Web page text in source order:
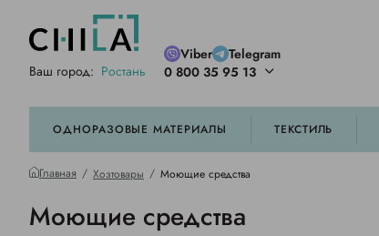
Ваш город: Ростань
Viber
Telegram
0 800 35 95 13
ОДНОРАЗОВЫЕ МАТЕРИАЛЫ ТЕКСТИЛЬ
Главная Хозтовары Моющие средства
Моющие средства